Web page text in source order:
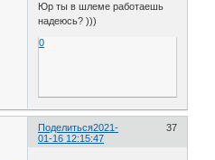
Юр ты в шлеме работаешь
надеюсь? )))
0
Поделиться 37
2021-
01-16 12:15:47